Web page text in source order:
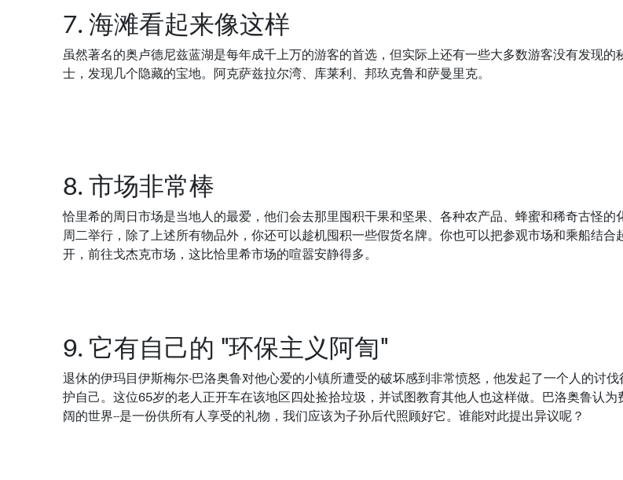
7. 海滩看起来像这样
虽然著名的奥卢德尼兹蓝湖是每年成千上万的游客的首选，但实际上还有一些大多数游客没有发现的
士，发现几个隐藏的宝地。阿克萨兹拉尔湾、库莱利、邦玖克鲁和萨曼里克。
8. 市场非常棒
恰里希的周日市场是当地人的最爱，他们会去那里囤积干果和坚果、各种农产品、蜂蜜和稀奇古怪的
周二举行，除了上述所有物品外，你还可以趁机囤积一些假货名牌。你也可以把参观市场和乘船结合
开，前往戈杰克市场，这比恰里希市场的喧嚣安静得多。
9. 它有自己的 "环保主义阿訇"
退休的伊玛目伊斯梅尔-巴洛奥鲁对他心爱的小镇所遭受的破坏感到非常愤怒，他发起了一个人的讨
护自己。这位65岁的老人正开车在该地区四处捡拾垃圾，并试图教育其他人也这样做。巴洛奥鲁认为
阔的世界--是一份供所有人享受的礼物，我们应该为子孙后代照顾好它。谁能对此提出异议呢？